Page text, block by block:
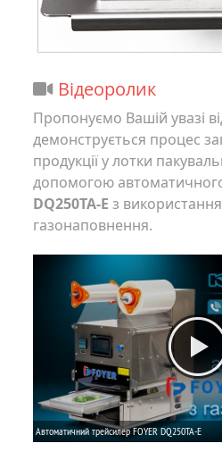
Відеоролик
Пропонуємо Вашій увазі
демонструється процес
продукції у лотки
допомогою
DQ250TA-E з
газонаповнення.